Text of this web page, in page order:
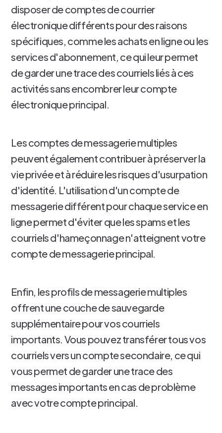
disposer de comptes de courrier
électronique différents pour des raisons
spécifiques, comme les achats en ligne ou les
services d'abonnement, ce qui leur permet
de garder une trace des courriels liés à ces
activités sans encombrer leur compte
électronique principal.
Les comptes de messagerie multiples
peuvent également contribuer à préserver la
vie privée et à réduire les risques d'usurpation
d'identité. L'utilisation d'un compte de
messagerie différent pour chaque service en
ligne permet d'éviter que les spams et les
courriels d'hameçonnage n'atteignent votre
compte de messagerie principal.
Enfin, les profils de messagerie multiples
offrent une couche de sauvegarde
supplémentaire pour vos courriels
importants. Vous pouvez transférer tous vos
courriels vers un compte secondaire, ce qui
vous permet de garder une trace des
messages importants en cas de problème
avec votre compte principal.